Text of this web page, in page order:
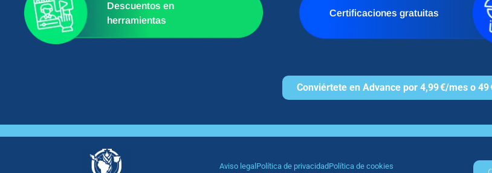
Descuentos en
herramientas
Certificaciones gratuitas
Conviértete en Advance por 4,99 €/mes o 49
Aviso legal Política de privacidadPolítica de cookies